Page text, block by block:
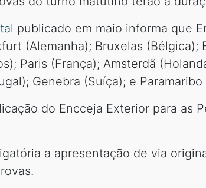
publicado em maio informa que
(Alemanha); Bruxelas
Paris (França); Amsterdã
Genebra (Suíça); e Paramaribo
do Encceja Exterior para as
a apresentação de via